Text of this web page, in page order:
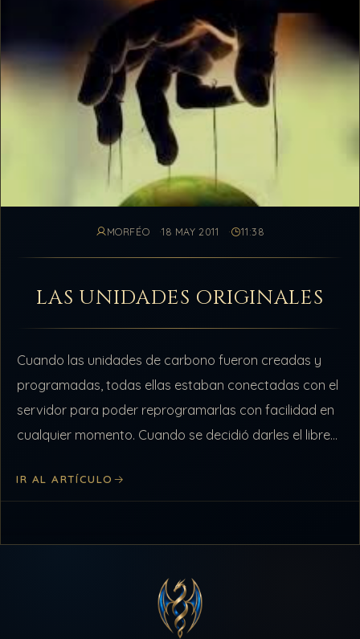
MORFÉO 18 MAY 2011 11:38
LAS UNIDADES ORIGINALES
Cuando las unidades de carbono fueron creadas y
programadas, todas ellas estaban conectadas con el
servidor para poder reprogramarlas con facilidad en
cualquier momento. Cuando se decidió darles el libre
IR AL ARTÍCULO